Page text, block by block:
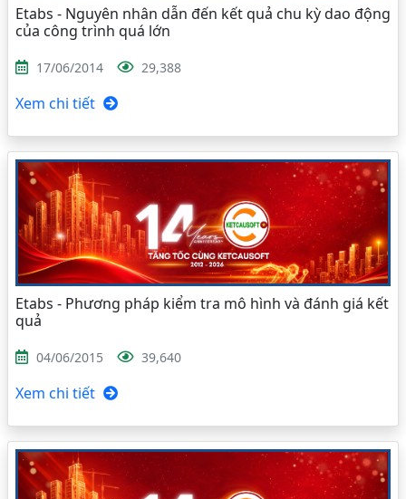
Etabs - Nguyên nhân dẫn đến kết quả chu kỳ dao động
của công trình quá lớn
17/06/2014 29,388
Xem chi tiết
Etabs - Phương pháp kiểm tra mô hình và đánh giá kết
quả
04/06/2015 39,640
Xem chi tiết